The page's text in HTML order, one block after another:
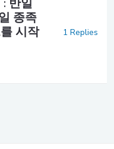
반일
종족
시작
1 Replies